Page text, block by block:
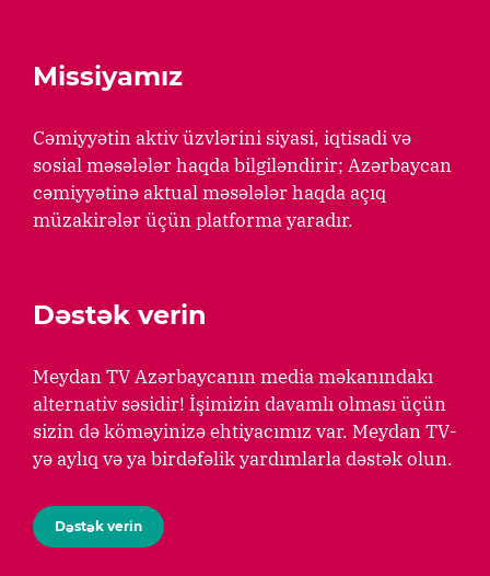
Missiyamız
Cəmiyyətin aktiv üzvlərini siyasi, iqtisadi və
sosial məsələlər haqda bilgiləndirir; Azərbaycan
cəmiyyətinə aktual məsələlər haqda açıq
müzakirələr üçün platforma yaradır.
Dəstək verin
Meydan TV Azərbaycanın media məkanındakı
alternativ səsidir! İşimizin davamlı olması üçün
sizin də köməyinizə ehtiyacımız var. Meydan TV-
yə aylıq və ya birdəfəlik yardımlarla dəstək olun.
Dəstək verin